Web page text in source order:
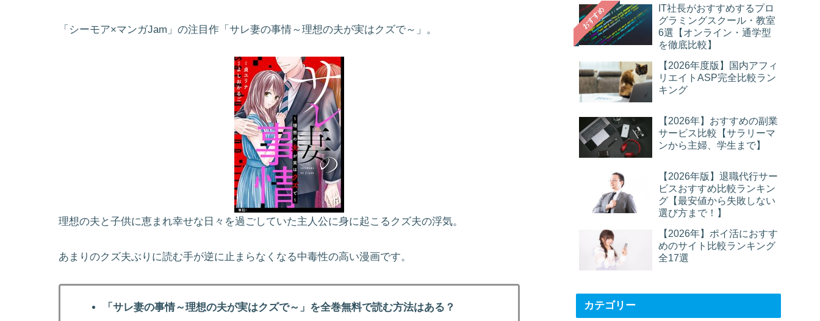
「シーモア×マンガJam」の注目作「サレ妻の事情～理想の夫が実はクズで～」。
理想の夫と子供に恵まれ幸せな日々を過ごしていた主人公に身に起こるクズ夫の浮気。
あまりのクズ夫ぶりに読む手が逆に止まらなくなる中毒性の高い漫画です。
「サレ妻の事情～理想の夫が実はクズで～」を全巻無料で読む方法はある？
おすすめ
IT社長がおすすめするプロ
グラミングスクール・教室
6選【オンライン・通学型
を徹底比較】
【2026年度版】国内アフィ
リエイトASP完全比較ラン
キング
【2026年】おすすめの副業
サービス比較【サラリーマ
ンから主婦、学生まで】
【2026年版】退職代行サー
ビスおすすめ比較ランキン
グ【最安値から失敗しない
選び方まで！】
【2026年】ポイ活におすす
めのサイト比較ランキング
全17選
カテゴリー